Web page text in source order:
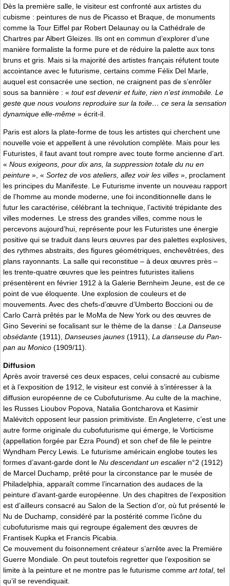
Dès la première salle, le visiteur est confronté aux artistes du
cubisme : peintures de nus de Picasso et Braque, de monuments
comme la Tour Eiffel par Robert Delaunay ou la Cathédrale de
Chartres par Albert Gleizes. Ils ont en commun d’explorer d’une
manière formaliste la forme pure et de réduire la palette aux tons
bruns et gris. Mais si la majorité des artistes français réfutent toute
accointance avec le futurisme, certains comme Félix Del Marle,
auquel est consacrée une section, ne craignent pas de s’enrôler
sous sa bannière : « tout est devenir et fuite, rien n’est immobile. Le
geste que nous voulons reproduire sur la toile… ce sera la sensation
dynamique elle-même » écrit-il.
Paris est alors la plate-forme de tous les artistes qui cherchent une
nouvelle voie et appellent à une révolution complète. Mais pour les
Futuristes, il faut avant tout rompre avec toute forme ancienne d’art.
« Nous exigeons, pour dix ans, la suppression totale du nu en
peinture », « Sortez de vos ateliers, allez voir les villes », proclament
les principes du Manifeste. Le Futurisme invente un nouveau rapport
de l’homme au monde moderne, une foi inconditionnelle dans le
futur les caractérise, célébrant la technique, l’activité trépidante des
villes modernes. Le stress des grandes villes, comme nous le
percevons aujourd’hui, représente pour les Futuristes une énergie
positive qui se traduit dans leurs œuvres par des palettes explosives,
des rythmes abstraits, des figures géométriques, enchevêtrées, des
plans rayonnants. La salle qui reconstitue – à deux œuvres près –
les trente-quatre œuvres que les peintres futuristes italiens
présentèrent en février 1912 à la Galerie Bernheim Jeune, est de ce
point de vue éloquente. Une explosion de couleurs et de
mouvements. Avec des chefs-d’œuvre d’Umberto Boccioni ou de
Carlo Carrà prêtés par le MoMa de New York ou des œuvres de
Gino Severini se focalisant sur le thème de la danse : La Danseuse
obsédante (1911), Danseuses jaunes (1911), La danseuse du Pan-
pan au Monico (1909/11).
Diffusion
Après avoir traversé ces deux espaces, celui consacré au cubisme
et à l’exposition de 1912, le visiteur est convié à s’intéresser à la
diffusion européenne de ce Cubofuturisme. Au culte de la machine,
les Russes Lioubov Popova, Natalia Gontcharova et Kasimir
Malévitch opposent leur passion primitiviste. En Angleterre, c’est une
autre forme originale du cubofuturisme qui émerge, le Vorticisme
(appellation forgée par Ezra Pound) et son chef de file le peintre
Wyndham Percy Lewis. Le futurisme américain englobe toutes les
formes d’avant-garde dont le Nu descendant un escalier n°2 (1912)
de Marcel Duchamp, prêté pour la circonstance par le musée de
Philadelphia, apparaît comme l’incarnation des audaces de la
peinture d’avant-garde européenne. Un des chapitres de l’exposition
est d’ailleurs consacré au Salon de la Section d’or, où fut présenté le
Nu de Duchamp, considéré par la postérité comme l’icône du
cubofuturisme mais qui regroupe également des œuvres de
Frantisek Kupka et Francis Picabia.
Ce mouvement du foisonnement créateur s’arrête avec la Première
Guerre Mondiale. On peut toutefois regretter que l’exposition se
limite à la peinture et ne montre pas le futurisme comme art total, tel
qu’il se revendiquait.